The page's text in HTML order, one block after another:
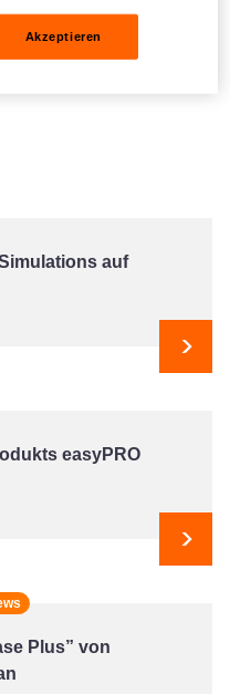
ergänzen.
auf
easyPRO
Plus” von
Akzeptieren